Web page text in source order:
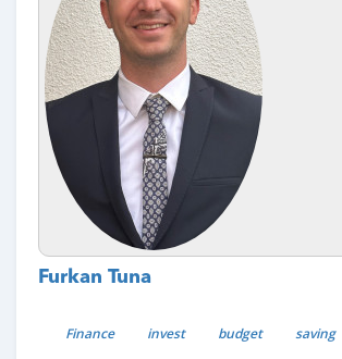
Furkan Tuna
Finance invest budget
saving